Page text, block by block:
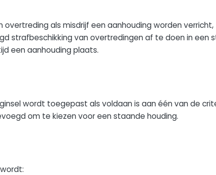
overtreding als misdrijf een aanhouding worden
strafbeschikking van overtredingen af te doen in een
een aanhouding plaats.
wordt toegepast als voldaan is aan één van de
om te kiezen voor een staande houding.